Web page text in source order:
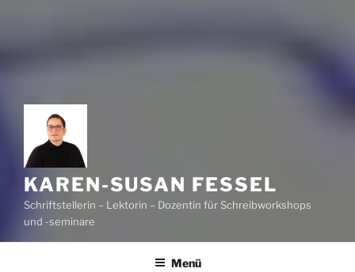
KAREN-SUSAN FESSEL
Schriftstellerin – Lektorin – Dozentin für Schreibworkshops
und -seminare
Menü